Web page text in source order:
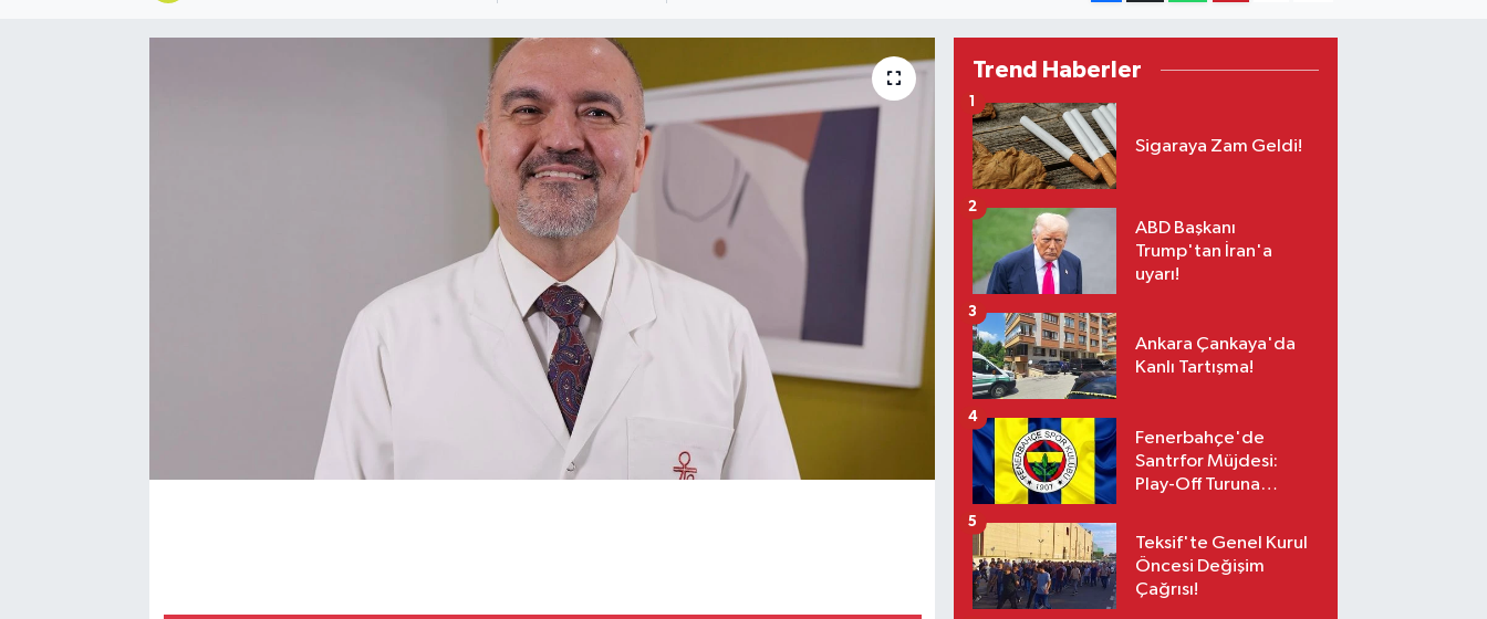
Trend Haberler
Sigaraya Zam Geldi!
1
ABD Başkanı
Trump'tan İran'a
uyarı!
2
Ankara Çankaya'da
Kanlı Tartışma!
3
Fenerbahçe'de
Santrfor Müjdesi:
Play-Off Turuna
4
Teksif'te Genel Kurul
Öncesi Değişim
Çağrısı!
5